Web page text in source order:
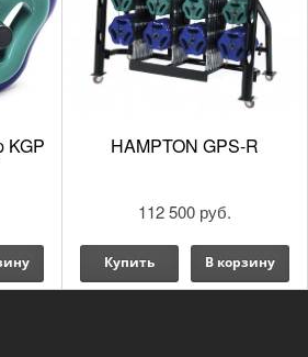
PumpTM
обеспечивает достижение
при соблюдении всех
Как и все другие продукты
система Urethane Gel-
KGP HAMPTON GPS-R
112 500 руб.
Купить В корзину